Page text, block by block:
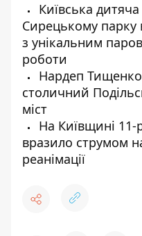
Київська
Сирецькому парку
з унікальним
роботи
Нардеп
столичний
міст
На Київщині 11-
вразило струмом
реанімації